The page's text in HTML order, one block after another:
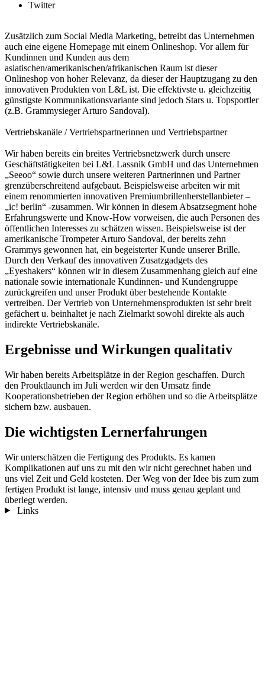
Twitter
Zusätzlich zum Social Media Marketing, betreibt das Unternehmen
auch eine eigene Homepage mit einem Onlineshop. Vor allem für
Kundinnen und Kunden aus dem
asiatischen/amerikanischen/afrikanischen Raum ist dieser
Onlineshop von hoher Relevanz, da dieser der Hauptzugang zu den
innovativen Produkten von L&L ist. Die effektivste u. gleichzeitig
günstigste Kommunikationsvariante sind jedoch Stars u. Topsportler
(z.B. Grammysieger Arturo Sandoval).
Vertriebskanäle / Vertriebspartnerinnen und Vertriebspartner
Wir haben bereits ein breites Vertriebsnetzwerk durch unsere
Geschäftstätigkeiten bei L&L Lassnik GmbH und das Unternehmen
„Seeoo“ sowie durch unsere weiteren Partnerinnen und Partner
grenzüberschreitend aufgebaut. Beispielsweise arbeiten wir mit
einem renommierten innovativen Premiumbrillenherstellanbieter –
„ic! berlin“ -zusammen. Wir können in diesem Absatzsegment hohe
Erfahrungswerte und Know-How vorweisen, die auch Personen des
öffentlichen Interesses zu schätzen wissen. Beispielsweise ist der
amerikanische Trompeter Arturo Sandoval, der bereits zehn
Grammys gewonnen hat, ein begeisterter Kunde unserer Brille.
Durch den Verkauf des innovativen Zusatzgadgets des
„Eyeshakers“ können wir in diesem Zusammenhang gleich auf eine
nationale sowie internationale Kundinnen- und Kundengruppe
zurückgreifen und unser Produkt über bestehende Kontakte
vertreiben. Der Vertrieb von Unternehmensprodukten ist sehr breit
gefächert u. beinhaltet je nach Zielmarkt sowohl direkte als auch
indirekte Vertriebskanäle.
Ergebnisse und Wirkungen qualitativ
Wir haben bereits Arbeitsplätze in der Region geschaffen. Durch
den Prouktlaunch im Juli werden wir den Umsatz finde
Kooperationsbetrieben der Region erhöhen und so die Arbeitsplätze
sichern bzw. ausbauen.
Die wichtigsten Lernerfahrungen
Wir unterschätzen die Fertigung des Produkts. Es kamen
Komplikationen auf uns zu mit den wir nicht gerechnet haben und
uns viel Zeit und Geld kosteten. Der Weg von der Idee bis zum zum
fertigen Produkt ist lange, intensiv und muss genau geplant und
überlegt werden.
Links